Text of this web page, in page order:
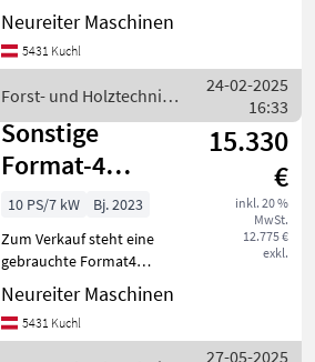
Abricht-
Dickenhobelmaschine mit
einer Abrichtlänge von 1800
von unserem Fachpersonal
überprüft
Neureiter Maschinen
5431 Kuchl
Forst- und Holztechnik
/ Hammer
24-02-2025
16:33
Sonstige
Format-4
Hobelmaschine
DUAL 51
15.330
€
inkl. 20 %
MwSt.
12.775 €
exkl.
10 PS/7 kW
Bj. 2023
Zum Verkauf steht eine
gebrauchte Format4
Abricht-
Dickenhobelmaschine mit
einer Abrichtlänge von 2250
Neureiter Maschinen
5431 Kuchl
27-05-2025